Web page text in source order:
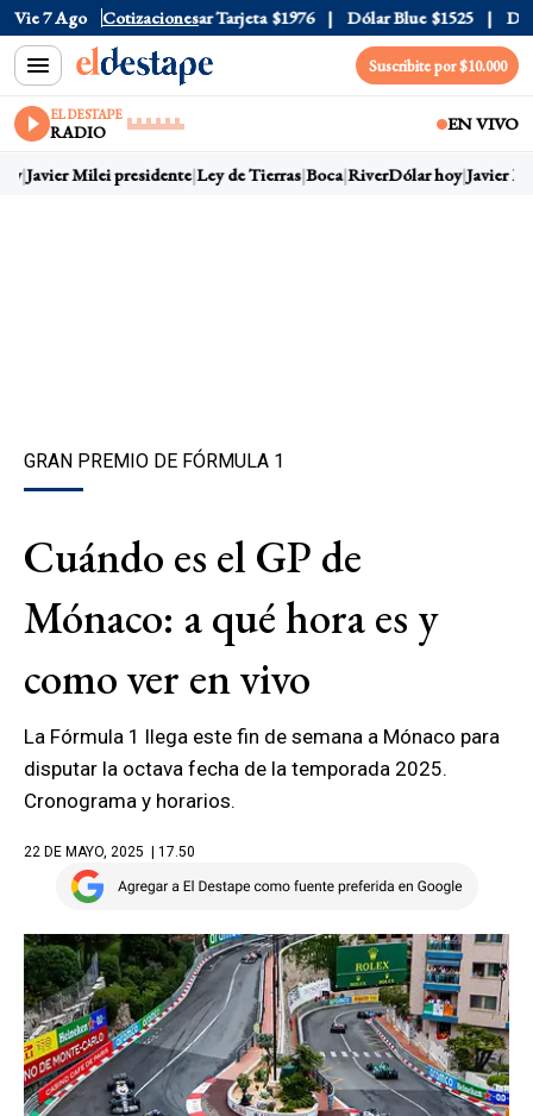
Vie 7 Ago Cotizaciones
Oficial $1520 Dólar Tarjeta $1976 Dólar Blue $1525 Dólar
Suscribite por $10.000
EL DESTAPE
RADIO EN VIVO
Javier Milei presidente Ley de Tierras Boca RiverDólar hoy Javier
GRAN PREMIO DE FÓRMULA 1
Cuándo es el GP de
Mónaco: a qué hora es y
como ver en vivo
La Fórmula 1 llega este fin de semana a Mónaco para
disputar la octava fecha de la temporada 2025.
Cronograma y horarios.
22 DE MAYO, 2025 | 17.50